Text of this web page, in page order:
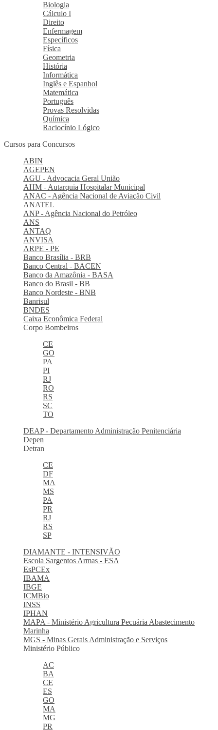
Biologia
Cálculo I
Direito
Enfermagem
Específicos
Física
Geometria
História
Informática
Inglês e Espanhol
Matemática
Português
Provas Resolvidas
Química
Raciocínio Lógico
Cursos para Concursos
ABIN
AGEPEN
AGU - Advocacia Geral União
AHM - Autarquia Hospitalar Municipal
ANAC - Agência Nacional de Aviação Civil
ANATEL
ANP - Agência Nacional do Petróleo
ANS
ANTAQ
ANVISA
ARPE - PE
Banco Brasília - BRB
Banco Central - BACEN
Banco da Amazônia - BASA
Banco do Brasil - BB
Banco Nordeste - BNB
Banrisul
BNDES
Caixa Econômica Federal
Corpo Bombeiros
CE
GO
PA
PI
RJ
RO
RS
SC
TO
DEAP - Departamento Administração Penitenciária
Depen
Detran
CE
DF
MA
MS
PA
PR
RJ
RS
SP
DIAMANTE - INTENSIVÃO
Escola Sargentos Armas - ESA
EsPCEx
IBAMA
IBGE
ICMBio
INSS
IPHAN
MAPA - Ministério Agricultura Pecuária Abastecimento
Marinha
MGS - Minas Gerais Administração e Serviços
Ministério Público
AC
BA
CE
ES
GO
MA
MG
PR